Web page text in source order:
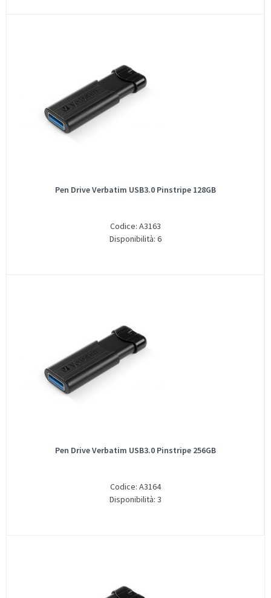
Pen Drive Verbatim USB3.0 Pinstripe 128GB
Codice: A3163
Disponibilità: 6
Pen Drive Verbatim USB3.0 Pinstripe 256GB
Codice: A3164
Disponibilità: 3